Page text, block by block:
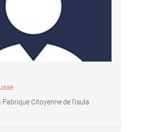
Fabrique Citoyenne de l'Isula